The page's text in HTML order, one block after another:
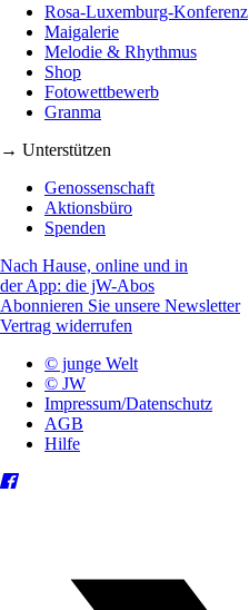
Rosa-Luxemburg-Konferenz
Maigalerie
Melodie & Rhythmus
Shop
Fotowettbewerb
Granma
→ Unterstützen
Genossenschaft
Aktionsbüro
Spenden
Nach Hause, online und in
der App: die jW-Abos
Abonnieren Sie unsere Newsletter
Vertrag widerrufen
© junge Welt
© JW
Impressum/Datenschutz
AGB
Hilfe